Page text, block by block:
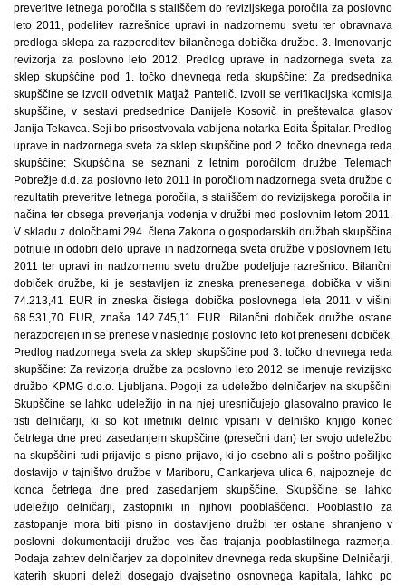
preveritve letnega poročila s stališčem do revizijskega poročila za poslovno
leto 2011, podelitev razrešnice upravi in nadzornemu svetu ter obravnava
predloga sklepa za razporeditev bilančnega dobička družbe. 3. Imenovanje
revizorja za poslovno leto 2012. Predlog uprave in nadzornega sveta za
sklep skupščine pod 1. točko dnevnega reda skupščine: Za predsednika
skupščine se izvoli odvetnik Matjaž Pantelič. Izvoli se verifikacijska komisija
skupščine, v sestavi predsednice Danijele Kosovič in preštevalca glasov
Janija Tekavca. Seji bo prisostvovala vabljena notarka Edita Špitalar. Predlog
uprave in nadzornega sveta za sklep skupščine pod 2. točko dnevnega reda
skupščine: Skupščina se seznani z letnim poročilom družbe Telemach
Pobrežje d.d. za poslovno leto 2011 in poročilom nadzornega sveta družbe o
rezultatih preveritve letnega poročila, s stališčem do revizijskega poročila in
načina ter obsega preverjanja vodenja v družbi med poslovnim letom 2011.
V skladu z določbami 294. člena Zakona o gospodarskih družbah skupščina
potrjuje in odobri delo uprave in nadzornega sveta družbe v poslovnem letu
2011 ter upravi in nadzornemu svetu družbe podeljuje razrešnico. Bilančni
dobiček družbe, ki je sestavljen iz zneska prenesenega dobička v višini
74.213,41 EUR in zneska čistega dobička poslovnega leta 2011 v višini
68.531,70 EUR, znaša 142.745,11 EUR. Bilančni dobiček družbe ostane
nerazporejen in se prenese v naslednje poslovno leto kot preneseni dobiček.
Predlog nadzornega sveta za sklep skupščine pod 3. točko dnevnega reda
skupščine: Za revizorja družbe za poslovno leto 2012 se imenuje revizijsko
družbo KPMG d.o.o. Ljubljana. Pogoji za udeležbo delničarjev na skupščini
Skupščine se lahko udeležijo in na njej uresničujejo glasovalno pravico le
tisti delničarji, ki so kot imetniki delnic vpisani v delniško knjigo konec
četrtega dne pred zasedanjem skupščine (presečni dan) ter svojo udeležbo
na skupščini tudi prijavijo s pisno prijavo, ki jo osebno ali s poštno pošiljko
dostavijo v tajništvo družbe v Mariboru, Cankarjeva ulica 6, najpozneje do
konca četrtega dne pred zasedanjem skupščine. Skupščine se lahko
udeležijo delničarji, zastopniki in njihovi pooblaščenci. Pooblastilo za
zastopanje mora biti pisno in dostavljeno družbi ter ostane shranjeno v
poslovni dokumentaciji družbe ves čas trajanja pooblastilnega razmerja.
Podaja zahtev delničarjev za dopolnitev dnevnega reda skupšine Delničarji,
katerih skupni deleži dosegajo dvajsetino osnovnega kapitala, lahko po